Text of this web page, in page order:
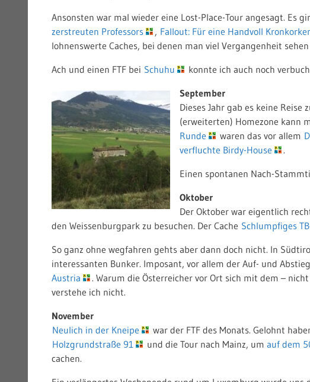
Ansonsten war mal wieder eine Lost-Place-Tour angesagt. Es
zerstreuten Professors
, Fallout: Für eine Handvoll
lohnenswerte Caches, bei denen man viel Vergangenheit
Ach und einen FTF bei Schuhu
konnte ich auch noch
September
Dieses Jahr gab es keine Reise
(erweiterten) Homezone kann
Runde
waren das vor allem
verfluchte Birdy-House
.
Einen spontanen Nach-
Oktober
Der Oktober war eigentlich
den Weissenburgpark zu besuchen. Der Cache Schlumpfiges
So ganz ohne wegfahren gehts aber dann doch nicht. In
interessanten Bunker. Imposant, vor allem der Auf- und
Austria
. Warum die Österreicher vor Ort sich mit dem –
verstehe ich nicht.
November
Neulich in der Kneipe
war der FTF des Monats. Gelohnt
Holzgrundstraße 91
und die Tour nach Mainz, um auf dem
cachen.